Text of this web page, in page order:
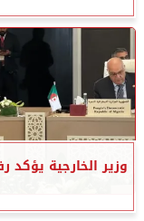
وزير الخارجية